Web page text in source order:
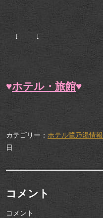
↓ ↓
♥ホテル・旅館♥
カテゴリー： ホテル鷺乃湯情報
日
コメント
コメント